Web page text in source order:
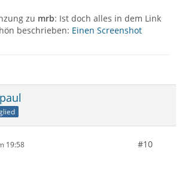
zu mrb: Ist doch alles in dem Link
beschrieben: Einen Screenshot
19:58 #10